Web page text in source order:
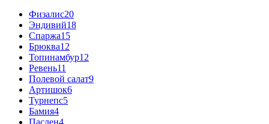
Физалис20
Эндивий18
Спаржа15
Брюква12
Топинамбур12
Ревень11
Полевой салат9
Артишок6
Турнепс5
Бамия4